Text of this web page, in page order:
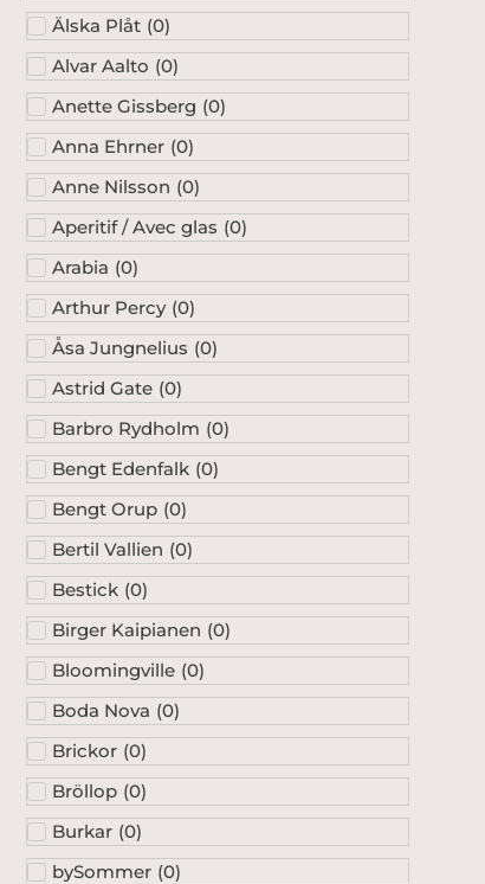
Älska Plåt (0)
Alvar Aalto (0)
Anette Gissberg (0)
Anna Ehrner (0)
Anne Nilsson (0)
Aperitif / Avec glas (0)
Arabia (0)
Arthur Percy (0)
Åsa Jungnelius (0)
Astrid Gate (0)
Barbro Rydholm (0)
Bengt Edenfalk (0)
Bengt Orup (0)
Bertil Vallien (0)
Bestick (0)
Birger Kaipianen (0)
Bloomingville (0)
Boda Nova (0)
Brickor (0)
Bröllop (0)
Burkar (0)
bySommer (0)